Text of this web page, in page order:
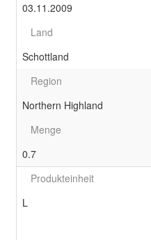
03.11.2009
Land
Schottland
Region
Northern Highland
Menge
0.7
Produkteinheit
L